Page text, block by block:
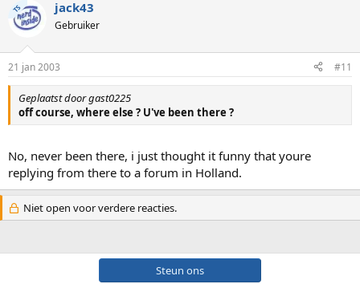
TS jack43
Gebruiker
21 jan 2003 #11
Geplaatst door gast0225
off course, where else ? U've been there ?
No, never been there, i just thought it funny that youre
replying from there to a forum in Holland.
Niet open voor verdere reacties.
Steun ons